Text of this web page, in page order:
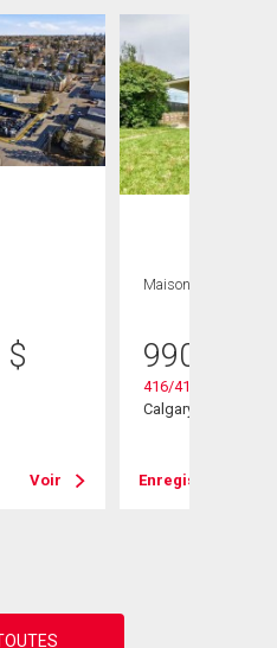
$
Voir
Maison
990 000
416/418 33 Avenue
Calgary, AB
Enregistrer